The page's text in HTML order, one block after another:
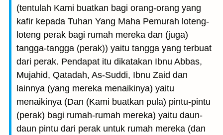
(tentulah Kami buatkan bagi orang-orang yang
kafir kepada Tuhan Yang Maha Pemurah loteng-
loteng perak bagi rumah mereka dan (juga)
tangga-tangga (perak)) yaitu tangga yang terbuat
dari perak. Pendapat itu dikatakan Ibnu Abbas,
Mujahid, Qatadah, As-Suddi, Ibnu Zaid dan
lainnya (yang mereka menaikinya) yaitu
menaikinya (Dan (Kami buatkan pula) pintu-pintu
(perak) bagi rumah-rumah mereka) yaitu daun-
daun pintu dari perak untuk rumah mereka (dan